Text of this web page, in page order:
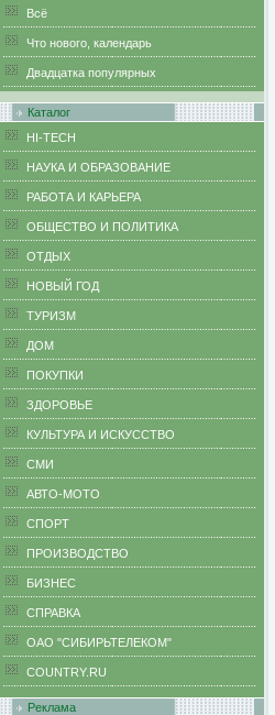
Всё
Что нового, календарь
Двадцатка популярных
Каталог
HI-TECH
НАУКА И ОБРАЗОВАНИЕ
РАБОТА И КАРЬЕРА
ОБЩЕСТВО И ПОЛИТИКА
ОТДЫХ
НОВЫЙ ГОД
ТУРИЗМ
ДОМ
ПОКУПКИ
ЗДОРОВЬЕ
КУЛЬТУРА И ИСКУССТВО
СМИ
АВТО-МОТО
СПОРТ
ПРОИЗВОДСТВО
БИЗНЕС
CПРАВКА
ОАО "СИБИРЬТЕЛЕКОМ"
COUNTRY.RU
Реклама